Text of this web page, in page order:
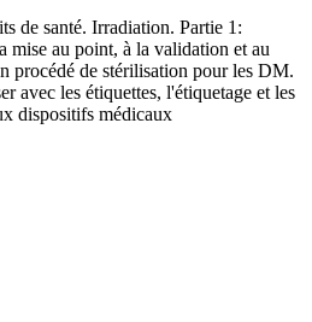
de santé. Irradiation. Partie 1:
mise au point, à la validation et au
procédé de stérilisation pour les DM.
avec les étiquettes, l'étiquetage et les
dispositifs médicaux